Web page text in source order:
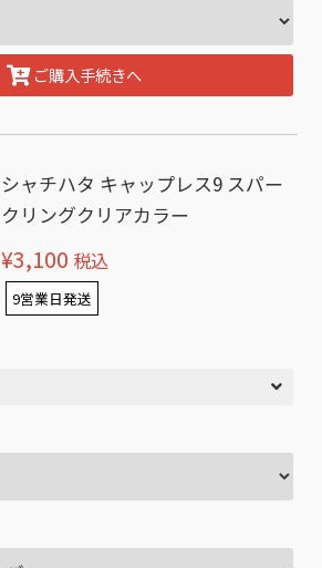
ご購入手続きへ
シャチハタ キャップレス9 スパー
クリングクリアカラー
¥3,100 税込
9営業日発送